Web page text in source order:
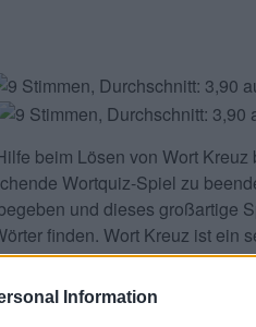
Information
beim Lösen von Wort Kreuz
Wortquiz-Spiel zu
und dieses großartige
finden. Wort Kreuz ist ein
bilden. Holen Sie sich jetzt
Sie sich Wort Kreuz
mit Ihrer Freundesliste,